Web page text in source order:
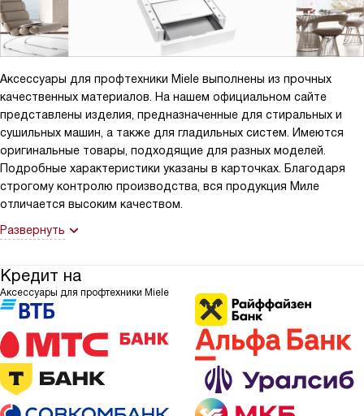
Аксессуары для профтехники Miele выполнены из прочных
качественных материалов. На нашем официальном сайте
представлены изделия, предназначенные для стиральных и
сушильных машин, а также для гладильных систем. Имеются
оригинальные товары, подходящие для разных моделей.
Подробные характеристики указаны в карточках. Благодаря
строгому контролю производства, вся продукция Миле
отличается высоким качеством.
Развернуть
Кредит на
Аксессуары для профтехники Miele